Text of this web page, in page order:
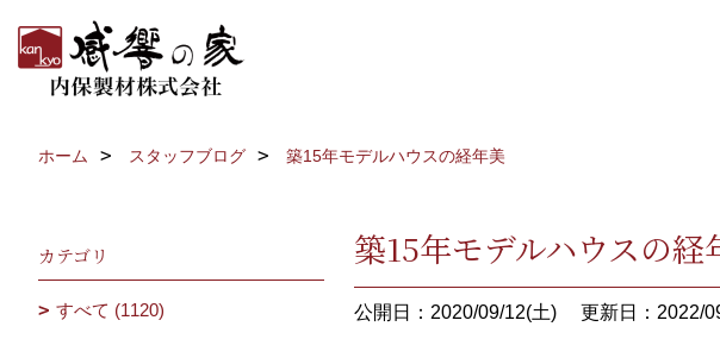
ホーム スタッフブログ 築15年モデルハウスの経年美
築15年モデルハウスの経
公開日：2020/09/12(土) 更新日：2022/
カテゴリ
すべて (1120)